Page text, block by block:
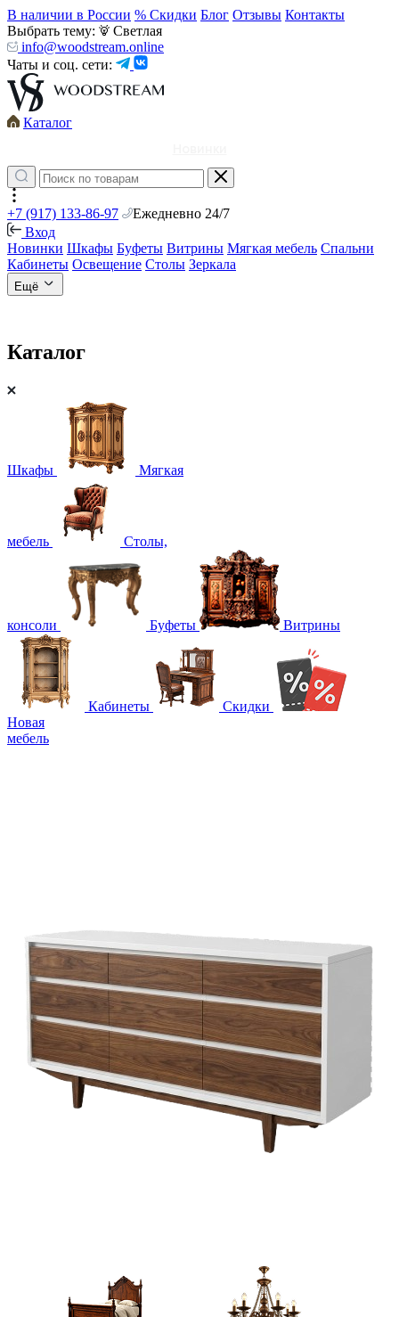
В наличии в России % Скидки Блог Отзывы Контакты
Выбрать тему:
Светлая
info@woodstream.online
Чаты и соц. сети:
Каталог
+7 (917) 133-86-97
Ежедневно 24/7
Вход
Новинки Шкафы Буфеты Витрины Мягкая мебель Спальни
Кабинеты Освещение Столы Зеркала
Ещё
Каталог
Шкафы Мягкая
мебель Столы,
консоли Буфеты Витрины
Кабинеты
Скидки
Новая
мебель